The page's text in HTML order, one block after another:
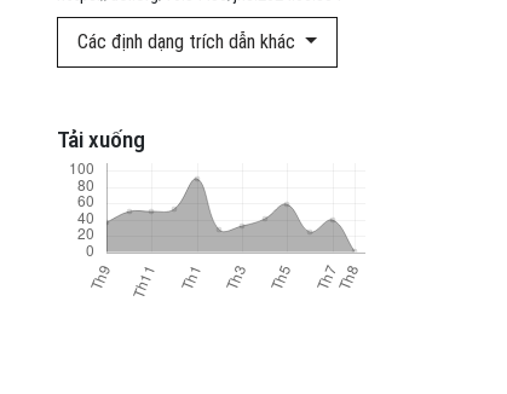
Các định dạng trích dẫn khác
Tải xuống